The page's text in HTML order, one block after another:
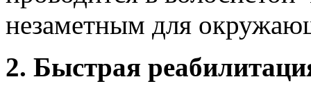
незаметным для
2. Быстрая